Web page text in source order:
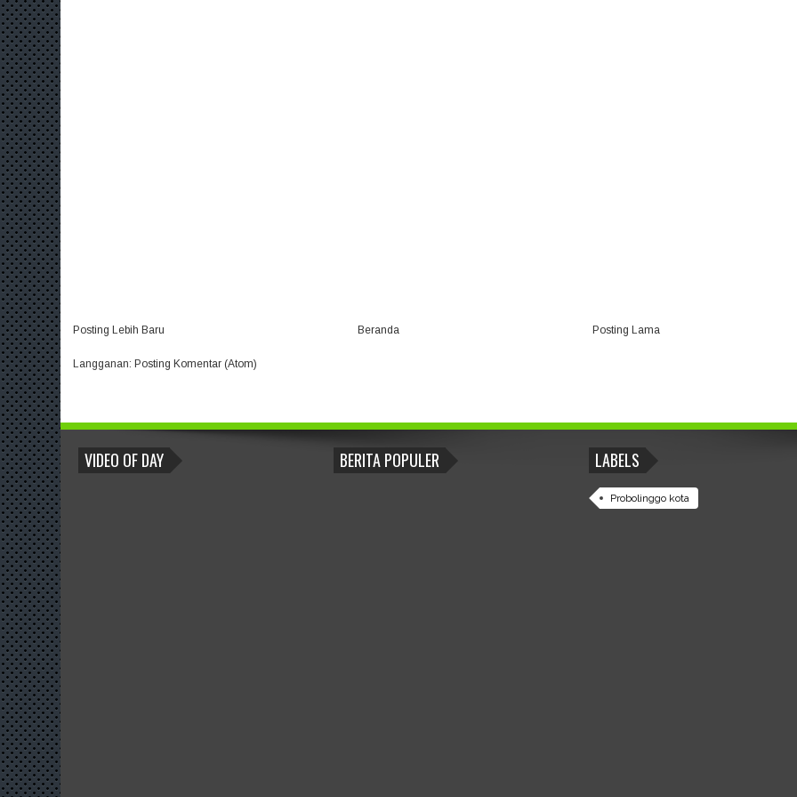
Posting Lebih Baru Posting Lama
Beranda
Langganan: Posting Komentar (Atom)
BLOGROLL
VIDEO OF DAY BERITA POPULER LABELS
Probolinggo kota